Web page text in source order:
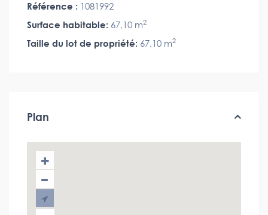
Référence : 1081992
Surface habitable: 67,10 m2
Taille du lot de propriété: 67,10 m2
Plan